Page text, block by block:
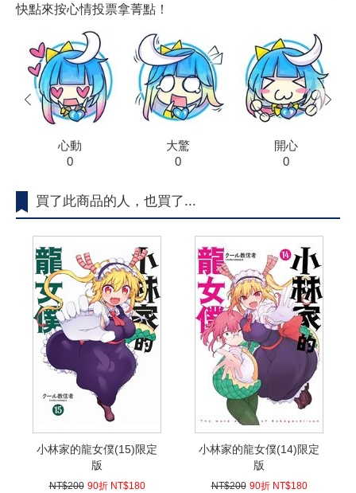
快點來按心情投票拿菁點！
心動
0
大驚
0
開心
0
prev next
買了此商品的人，也買了...
小林家的龍女僕(15)限定
版
NT$200 90折 NT$180
小林家的龍女僕(14)限定
版
NT$200 90折 NT$180